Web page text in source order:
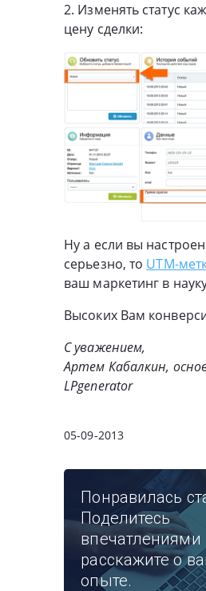
2. Изменять статус
цену сделки:
Ну а если вы
серьезно, то UTM-
ваш маркетинг в
Высоких Вам
С уважением,
Артем Кабалкин,
LPgenerator
05-09-2013
Понравилась
Поделитесь
впечатлениями
расскажите о
опыте.